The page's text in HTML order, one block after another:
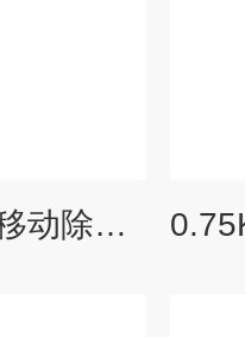
4KWDL4000工业移动除尘设备